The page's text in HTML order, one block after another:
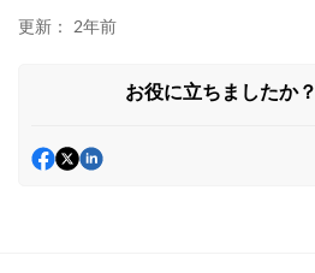
更新： 2年前
お役に立ちましたか？